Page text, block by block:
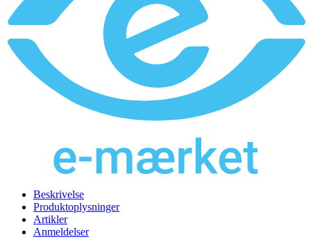
Beskrivelse
Produktoplysninger
Artikler
Anmeldelser